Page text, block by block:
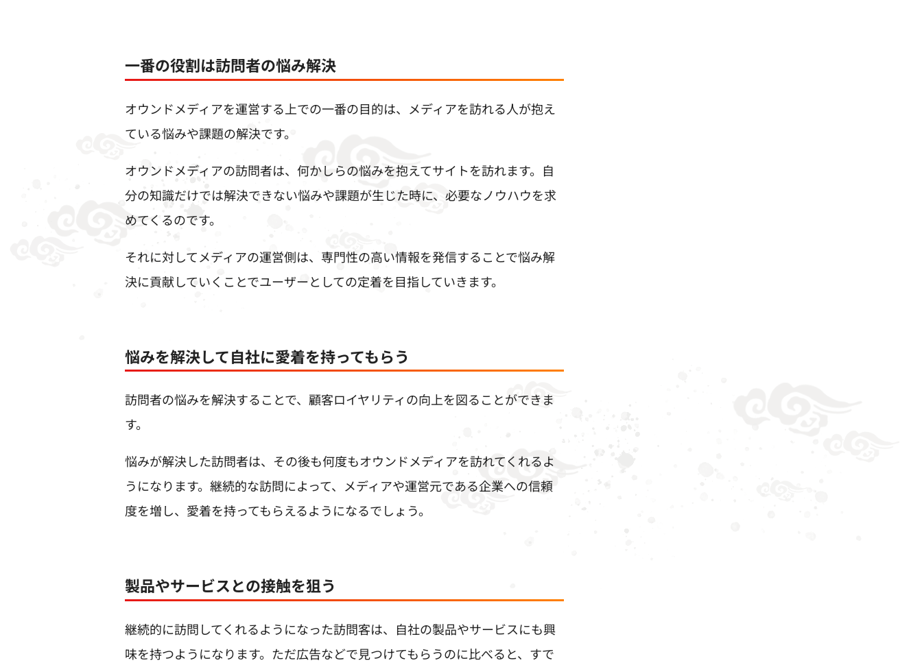
一番の役割は訪問者の悩み解決
オウンドメディアを運営する上での一番の目的は、メディアを訪れる人が抱え
ている悩みや課題の解決です。
オウンドメディアの訪問者は、何かしらの悩みを抱えてサイトを訪れます。自
分の知識だけでは解決できない悩みや課題が生じた時に、必要なノウハウを求
めてくるのです。
それに対してメディアの運営側は、専門性の高い情報を発信することで悩み解
決に貢献していくことでユーザーとしての定着を目指していきます。
悩みを解決して自社に愛着を持ってもらう
訪問者の悩みを解決することで、顧客ロイヤリティの向上を図ることができま
す。
悩みが解決した訪問者は、その後も何度もオウンドメディアを訪れてくれるよ
うになります。継続的な訪問によって、メディアや運営元である企業への信頼
度を増し、愛着を持ってもらえるようになるでしょう。
製品やサービスとの接触を狙う
継続的に訪問してくれるようになった訪問客は、自社の製品やサービスにも興
味を持つようになります。ただ広告などで見つけてもらうのに比べると、すで